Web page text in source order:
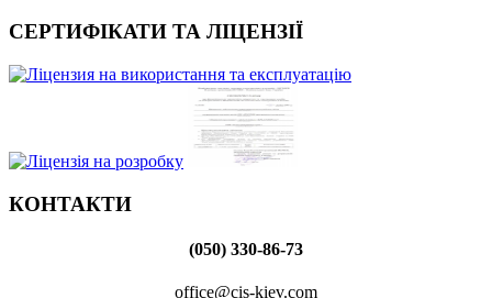
СЕРТИФІКАТИ ТА ЛІЦЕНЗІЇ
КОНТАКТИ
(050) 330-86-73
office@cis-kiev.com